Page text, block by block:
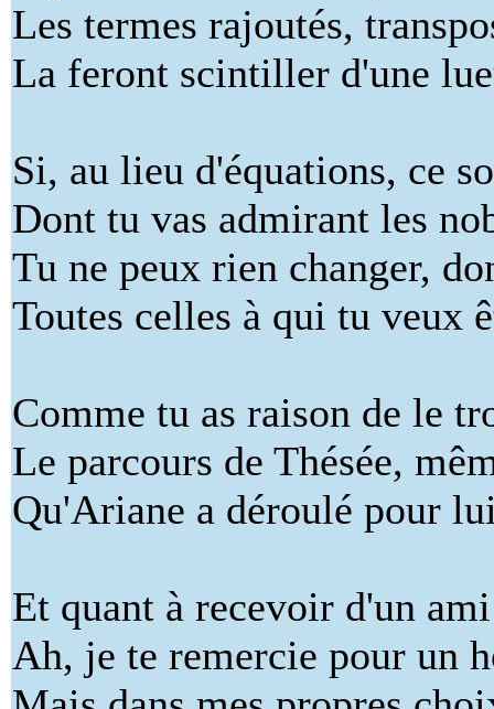
Les termes rajoutés,
La feront scintiller d'une
Si, au lieu d'équations, ce
Dont tu vas admirant les
Tu ne peux rien changer,
Toutes celles à qui tu veux
Comme tu as raison de le
Le parcours de Thésée,
Qu'Ariane a déroulé pour
Et quant à recevoir d'un
Ah, je te remercie pour un